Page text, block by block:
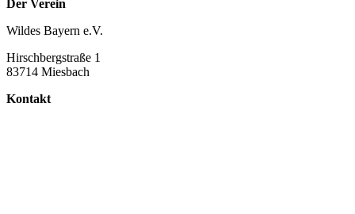
Der Verein
Wildes Bayern e.V.
Hirschbergstraße 1
83714 Miesbach
Kontakt